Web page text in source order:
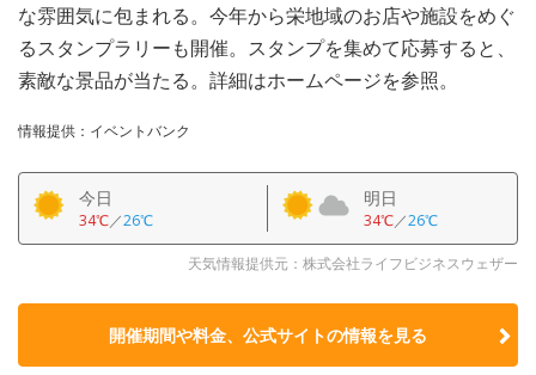
な雰囲気に包まれる。今年から栄地域のお店や施設をめぐ
るスタンプラリーも開催。スタンプを集めて応募すると、
素敵な景品が当たる。詳細はホームページを参照。
情報提供：イベントバンク
今日
34℃／26℃
明日
34℃／26℃
天気情報提供元：株式会社ライフビジネスウェザー
開催期間や料金、公式サイトの情報を見る